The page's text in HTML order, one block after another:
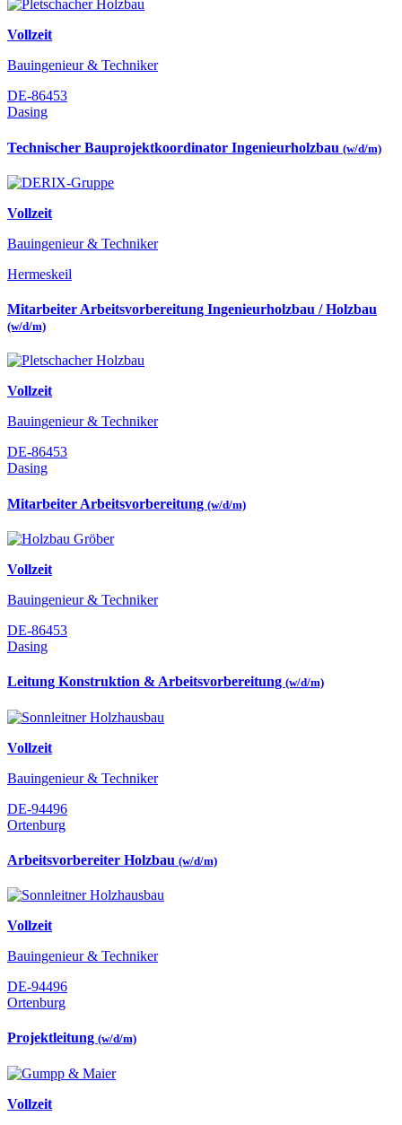
Vollzeit
Bauingenieur & Techniker
DE-86453
Dasing
Technischer Bauprojektkoordinator Ingenieurholzbau (w/d/m)
Vollzeit
Bauingenieur & Techniker
Hermeskeil
Mitarbeiter Arbeitsvorbereitung Ingenieurholzbau / Holzbau
(w/d/m)
Vollzeit
Bauingenieur & Techniker
DE-86453
Dasing
Mitarbeiter Arbeitsvorbereitung (w/d/m)
Vollzeit
Bauingenieur & Techniker
DE-86453
Dasing
Leitung Konstruktion & Arbeitsvorbereitung (w/d/m)
Vollzeit
Bauingenieur & Techniker
DE-94496
Ortenburg
Arbeitsvorbereiter Holzbau (w/d/m)
Vollzeit
Bauingenieur & Techniker
DE-94496
Ortenburg
Projektleitung (w/d/m)
Vollzeit